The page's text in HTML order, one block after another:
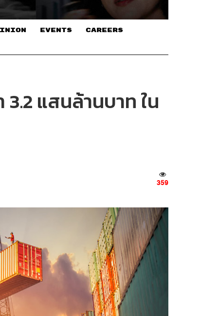
EVENTS CAREERS
แสนล้านบาท ใน
359